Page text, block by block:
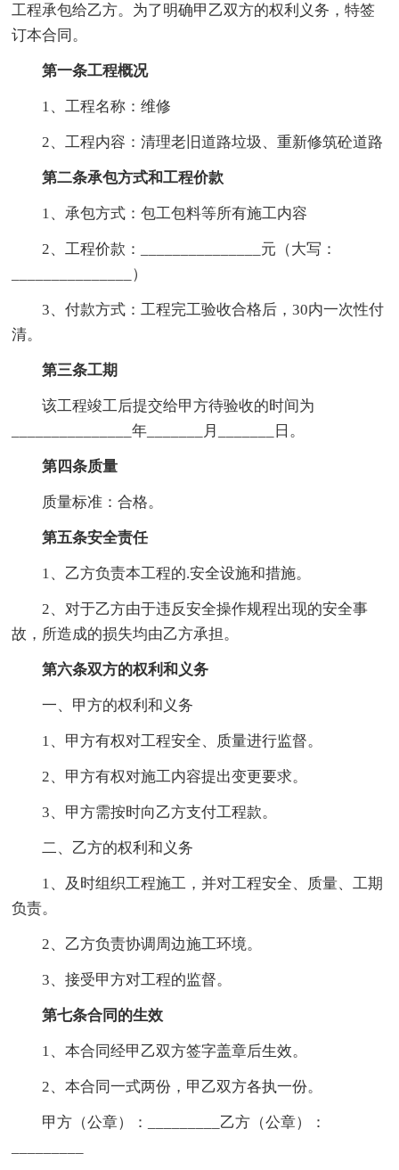
工程承包给乙方。为了明确甲乙双方的权利义务，特签
订本合同。
第一条工程概况
1、工程名称：维修
2、工程内容：清理老旧道路垃圾、重新修筑砼道路
第二条承包方式和工程价款
1、承包方式：包工包料等所有施工内容
2、工程价款：_______________元（大写：
_______________）
3、付款方式：工程完工验收合格后，30内一次性付
清。
第三条工期
该工程竣工后提交给甲方待验收的时间为
_______________年_______月_______日。
第四条质量
质量标准：合格。
第五条安全责任
1、乙方负责本工程的.安全设施和措施。
2、对于乙方由于违反安全操作规程出现的安全事
故，所造成的损失均由乙方承担。
第六条双方的权利和义务
一、甲方的权利和义务
1、甲方有权对工程安全、质量进行监督。
2、甲方有权对施工内容提出变更要求。
3、甲方需按时向乙方支付工程款。
二、乙方的权利和义务
1、及时组织工程施工，并对工程安全、质量、工期
负责。
2、乙方负责协调周边施工环境。
3、接受甲方对工程的监督。
第七条合同的生效
1、本合同经甲乙双方签字盖章后生效。
2、本合同一式两份，甲乙双方各执一份。
甲方（公章）：_________乙方（公章）：